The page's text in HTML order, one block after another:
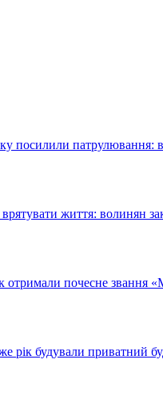
посилили патрулювання:
життя: волинян
отримали почесне звання
рік будували приватний